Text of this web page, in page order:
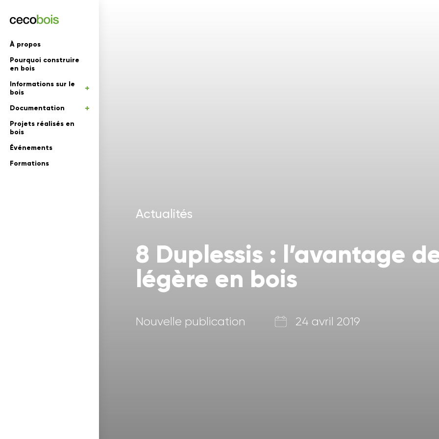
À propos
Pourquoi construire
en bois
Informations sur le
bois
Documentation
Projets réalisés en
bois
Événements
Formations
en bois
Actualités
8 Duplessis : l’avantage
légère en bois
Nouvelle publication 24 avril 2019